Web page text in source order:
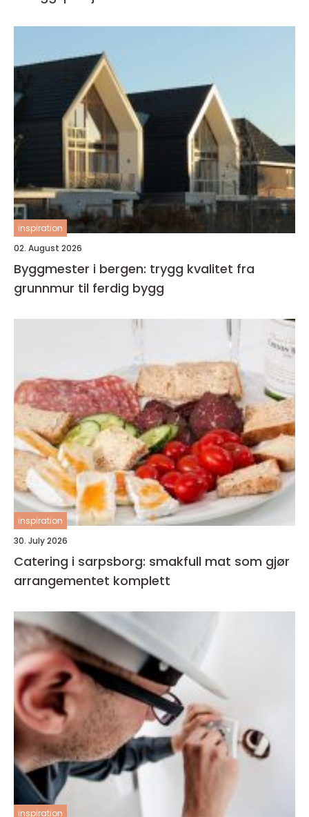
inspiration
02. August 2026
Byggmester i bergen: trygg kvalitet fra
grunnmur til ferdig bygg
inspiration
30. July 2026
Catering i sarpsborg: smakfull mat som gjør
arrangementet komplett
inspiration